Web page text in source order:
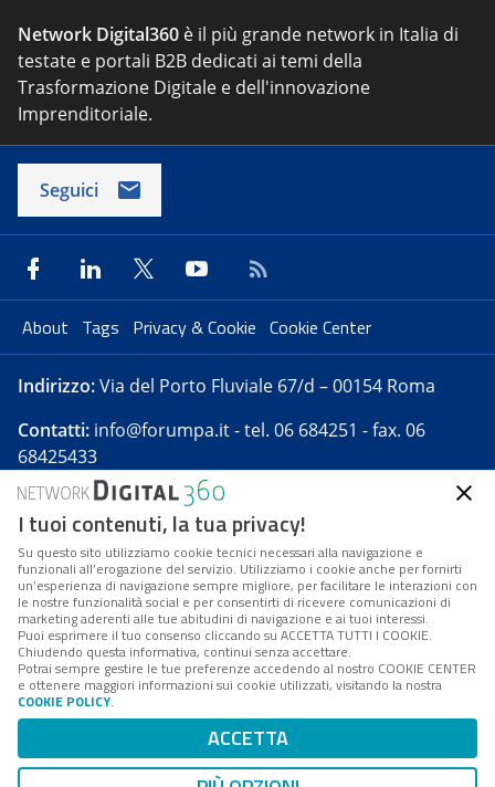
Network Digital360 è il più grande network in Italia di
testate e portali B2B dedicati ai temi della
Trasformazione Digitale e dell'innovazione
Imprenditoriale.
Seguici
About Tags Privacy & Cookie Cookie Center
Indirizzo:Via del Porto Fluviale 67/d – 00154 Roma
Contatti: info@forumpa.it- tel. 06 684251 - fax. 06
68425433
Forumpa.itè una pubblicazione telematica iscritta
presso Registro della stampa del Tribunale di Roma -
Reg. n. 182 del 2 maggio 2008 - Direttore resp. Michela
Stentella
FPA s.r.l. è società soggetta a Direzione e
Coordinamento da parte di Digital360 S.p.A. - FPA s.r.l.
è un'azienda certificata per il sistema di management
Codice Fiscale/Partita IVA n. 10693191008 - R.E.A. Roma
n. 1249791. ISP AWS
I tuoi contenuti, la tua privacy!
Su questo sito utilizziamo cookie tecnici necessari alla navigazione e
funzionali all’erogazione del servizio. Utilizziamo i cookie anche per fornirti
un’esperienza di navigazione sempre migliore, per facilitare le interazioni con
le nostre funzionalità social e per consentirti di ricevere comunicazioni di
marketing aderenti alle tue abitudini di navigazione e ai tuoi interessi.
Puoi esprimere il tuo consenso cliccando su ACCETTA TUTTI I COOKIE.
Chiudendo questa informativa, continui senza accettare.
Potrai sempre gestire le tue preferenze accedendo al nostro COOKIE CENTER
e ottenere maggiori informazioni sui cookie utilizzati, visitando la nostra
COOKIE POLICY.
ACCETTA